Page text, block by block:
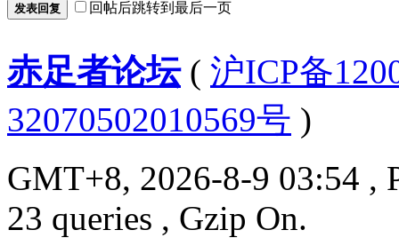
发表回复 回帖后跳转到最后一页
赤足者论坛( 沪ICP备
32070502010569号 )
GMT+8, 2026-8-9 03:54 ,
23 queries , Gzip On.